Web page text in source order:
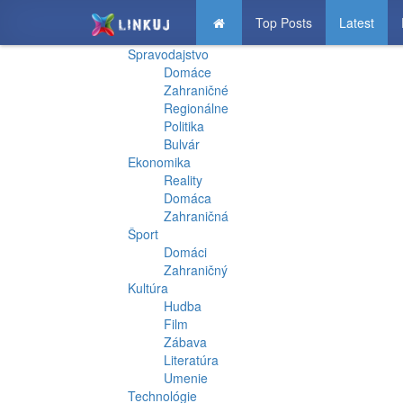
Top Posts Latest
Spravodajstvo
Domáce
Zahraničné
Regionálne
Politika
Bulvár
Ekonomika
Reality
Domáca
Zahraničná
Šport
Domáci
Zahraničný
Kultúra
Hudba
Film
Zábava
Literatúra
Umenie
Technológie